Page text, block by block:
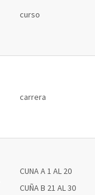
curso
carrera
CUNA A 1 AL 20
CUÑA B 21 AL 30